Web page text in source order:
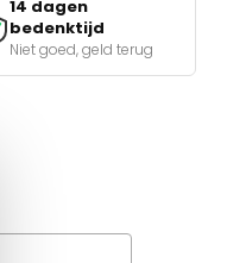
14 dagen
bedenktijd
Niet goed, geld terug